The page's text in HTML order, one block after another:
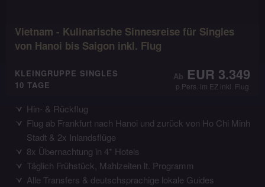
Vietnam - Kulinarische Sinnesreise für Singles
von Hanoi bis Saigon inkl. Flug
KLEINGRUPPE SINGLES
10 TAGE
EUR 3.349
p.Pers. im EZ inkl. Flug
Hin- & Rückflug
Flug ab Frankfurt nach Hanoi und zurück von Ho Chi Minh
Stadt & 2x Inlandsflüge
8x Übernachtung in 4* Hotels
Täglich Frühstück, Mahlzeiten lt. Programm
Alle Transfers & deutschsprachige lokale Guides